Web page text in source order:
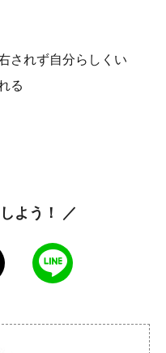
されず自分らしくい
る
よう！ ／